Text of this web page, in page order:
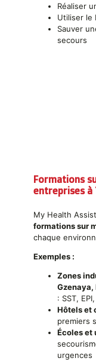
Réaliser
Utiliser le
Sauver
secours
Formations
entreprises à
My Health
formations sur
chaque
Exemples :
Zones
Gzenaya,
: SST,
Hôtels et
premiers
Écoles et
urgences